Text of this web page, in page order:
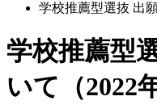
学校推薦型選抜 出
学校推薦型
いて（2022